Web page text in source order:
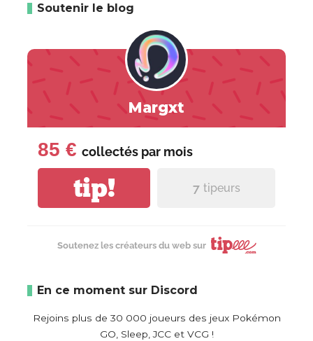
Soutenir le blog
Margxt
85 € collectés par mois
tip! 7 tipeurs
Soutenez les créateurs du web sur
En ce moment sur Discord
Rejoins plus de 30 000 joueurs des jeux Pokémon
GO, Sleep, JCC et VCG !